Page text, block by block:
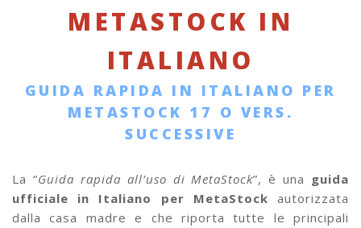
METASTOCK IN
ITALIANO
GUIDA RAPIDA IN ITALIANO PER
METASTOCK 17 O VERS.
SUCCESSIVE
La “Guida rapida all’uso di MetaStock”, è una guida
ufficiale in Italiano per MetaStock autorizzata
dalla casa madre e che riporta tutte le principali